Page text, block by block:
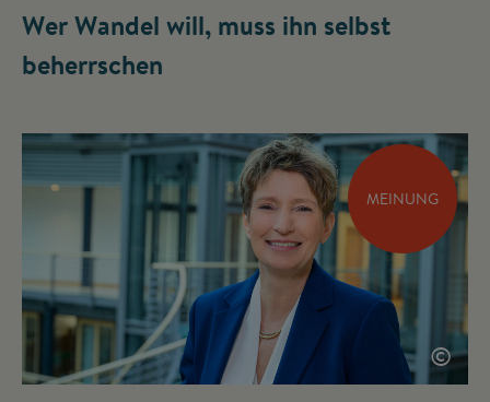
Wer Wandel will, muss ihn selbst
beherrschen
MEINUNG
©